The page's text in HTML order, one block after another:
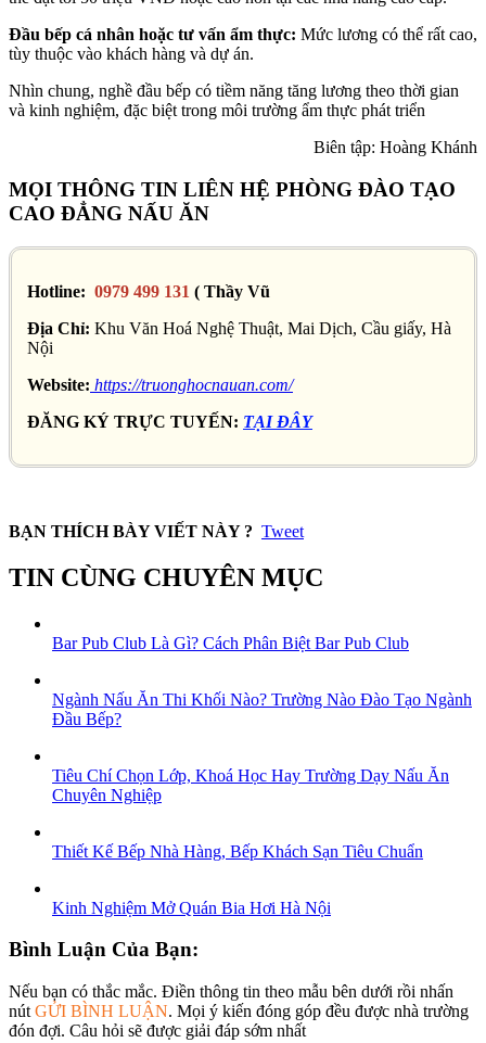
Đầu bếp cá nhân hoặc tư vấn ẩm thực: Mức lương có thể rất cao,
tùy thuộc vào khách hàng và dự án.
Nhìn chung, nghề đầu bếp có tiềm năng tăng lương theo thời gian
và kinh nghiệm, đặc biệt trong môi trường ẩm thực phát triển
Biên tập: Hoàng Khánh
MỌI THÔNG TIN LIÊN HỆ PHÒNG ĐÀO TẠO
CAO ĐẲNG NẤU ĂN
Hotline: 0979 499 131 ( Thầy Vũ
Địa Chỉ: Khu Văn Hoá Nghệ Thuật, Mai Dịch, Cầu giấy, Hà
Nội
Website: https://truonghocnauan.com/
ĐĂNG KÝ TRỰC TUYẾN: TẠI ĐÂY
BẠN THÍCH BÀY VIẾT NÀY ? Tweet
TIN CÙNG CHUYÊN MỤC
Bar Pub Club Là Gì? Cách Phân Biệt Bar Pub Club
Ngành Nấu Ăn Thi Khối Nào? Trường Nào Đào Tạo Ngành
Đầu Bếp?
Tiêu Chí Chọn Lớp, Khoá Học Hay Trường Dạy Nấu Ăn
Chuyên Nghiệp
Thiết Kế Bếp Nhà Hàng, Bếp Khách Sạn Tiêu Chuẩn
Kinh Nghiệm Mở Quán Bia Hơi Hà Nội
Bình Luận Của Bạn:
Nếu bạn có thắc mắc. Điền thông tin theo mẫu bên dưới rồi nhấn
nút GỬI BÌNH LUẬN. Mọi ý kiến đóng góp đều được nhà trường
đón đợi. Câu hỏi sẽ được giải đáp sớm nhất